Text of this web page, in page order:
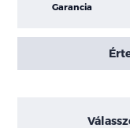
Garancia